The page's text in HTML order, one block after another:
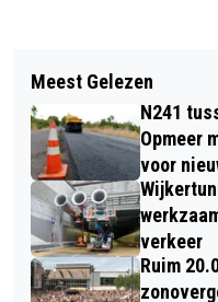
AZ ONTSLAAT
MARTENS;
SEIZOEN AF
DODELIJK
KOELMALAAN
ZOEKT
Meest Gelezen
N241
Opmeer
voor
verkeer
Ruim